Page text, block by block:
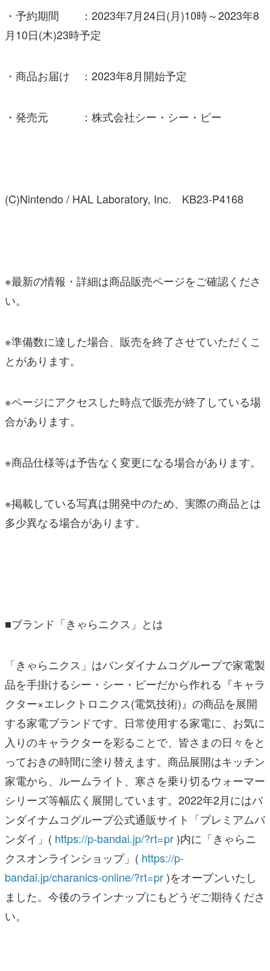
・予約期間 ：2023年7月24日(月)10時～2023年8
月10日(木)23時予定
・商品お届け ：2023年8月開始予定
・発売元 ：株式会社シー・シー・ピー
(C)Nintendo / HAL Laboratory, Inc. KB23-P4168
※最新の情報・詳細は商品販売ページをご確認くださ
い。
※準備数に達した場合、販売を終了させていただくこ
とがあります。
※ページにアクセスした時点で販売が終了している場
合があります。
※商品仕様等は予告なく変更になる場合があります。
※掲載している写真は開発中のため、実際の商品とは
多少異なる場合があります。
■ブランド「きゃらニクス」とは
「きゃらニクス」はバンダイナムコグループで家電製
品を手掛けるシー・シー・ピーだから作れる『キャラ
クター×エレクトロニクス(電気技術)』の商品を展開
する家電ブランドです。日常使用する家電に、お気に
入りのキャラクターを彩ることで、皆さまの日々をと
っておきの時間に塗り替えます。商品展開はキッチン
家電から、ルームライト、寒さを乗り切るウォーマー
シリーズ等幅広く展開しています。2022年2月にはバ
ンダイナムコグループ公式通販サイト「プレミアムバ
ンダイ」( https://p-bandai.jp/?rt=pr )内に「きゃらニ
クスオンラインショップ」( https://p-
bandai.jp/charanics-online/?rt=pr )をオープンいたし
ました。今後のラインナップにもどうぞご期待くださ
い。